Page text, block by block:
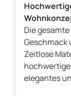
Die
Geschmack
Zeitlose
elegantes